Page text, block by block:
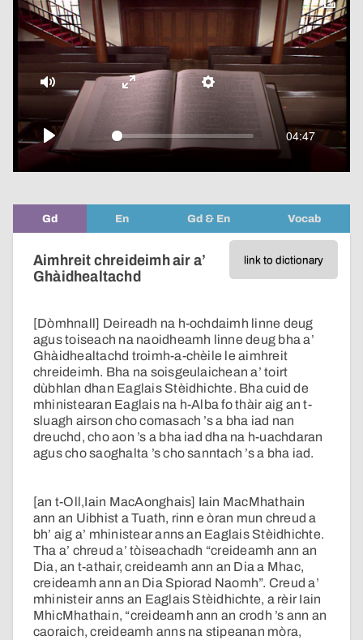
Play
04:47
Mute Settings
Enter
fullscreen
toggle
pop-
over
video
Gd En Gd & En Vocab
link to dictionary
Aimhreit chreideimh air a’
Ghàidhealtachd
[Dòmhnall] Deireadh na h-ochdaimh linne deug
agus toiseach na naoidheamh linne deug bha a’
Ghàidhealtachd troimh-a-chèile le aimhreit
chreideimh. Bha na soisgeulaichean a’ toirt
dùbhlan dhan Eaglais Stèidhichte. Bha cuid de
mhinistearan Eaglais na h-Alba fo thàir aig an t-
sluagh airson cho comasach ’s a bha iad nan
dreuchd, cho aon ’s a bha iad dha na h-uachdaran
agus cho saoghalta ’s cho sanntach ’s a bha iad.
[an t-Oll,Iain MacAonghais] Iain MacMhathain
ann an Uibhist a Tuath, rinn e òran mun chreud a
bh’ aig a’ mhinistear anns an Eaglais Stèidhichte.
Tha a’ chreud a’ tòiseachadh “creideamh ann an
Dia, an t-athair, creideamh ann an Dia a Mhac,
creideamh ann an Dia Spiorad Naomh”. Creud a’
mhinisteir anns an Eaglais Stèidhichte, a rèir Iain
MhicMhathain, “creideamh ann an crodh ’s ann an
caoraich, creideamh anns na stipeanan mòra,